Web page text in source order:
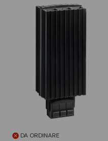
DA ORDINARE